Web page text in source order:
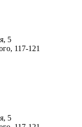
5
117-121
5